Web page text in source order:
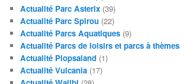
Actualité Parc Asterix (39)
Actualité Parc Spirou (22)
Actualité Parcs Aquatiques (9)
Actualité Parcs de loisirs et parcs à thèmes
Actualité Plopsaland (1)
Actualité Vulcania (17)